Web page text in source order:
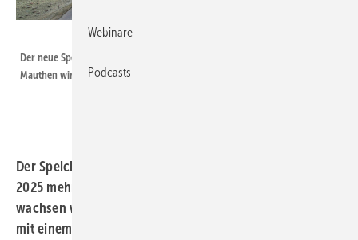
Der neue Speicher von AEE Naturstrom im österreichischen Kötschach-
Mauthen wird zusammen mit einem Solarpark betrieben.
Der Speicheranbieter ADS-TEC hat noch im Dezember
2025 mehrere Großprojekte vereinbart. Die Aufträge
wachsen weiter und die Planungen für ein Großprojekt
mit einem Gigawatt Leistung sollen in diesem Jahr
Webinare
Podcasts